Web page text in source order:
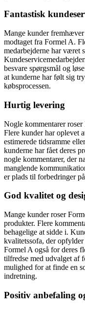
Fantastisk
Mange kunder fremhæver
modtaget fra Formel A.
medarbejderne har været
besvare spørgsmål og
at kunderne har følt sig
købsprocessen.
Hurtig levering
Nogle kommentarer
Flere kunder har oplevet
estimerede tidsramme
kunderne har fået deres
nogle kommentarer, der
manglende
er plads til forbedringer
God kvalitet og
Mange kunder roser
produkter. Flere
behagelige at sidde i.
kvalitetssofa, der
Formel A også for deres
tilfredse med udvalget af
mulighed for at finde en
indretning.
Positiv anbefaling